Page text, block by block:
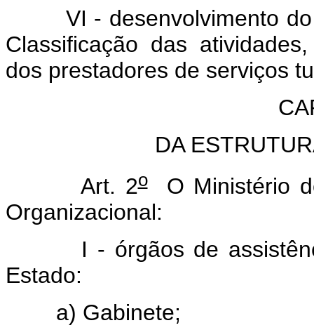
VI - desenvolvimento do
Classificação das
dos prestadores de serviços
DA
Art. 2oO Ministério
Organizacional:
I - órgãos de
Estado:
a) Gabinete;